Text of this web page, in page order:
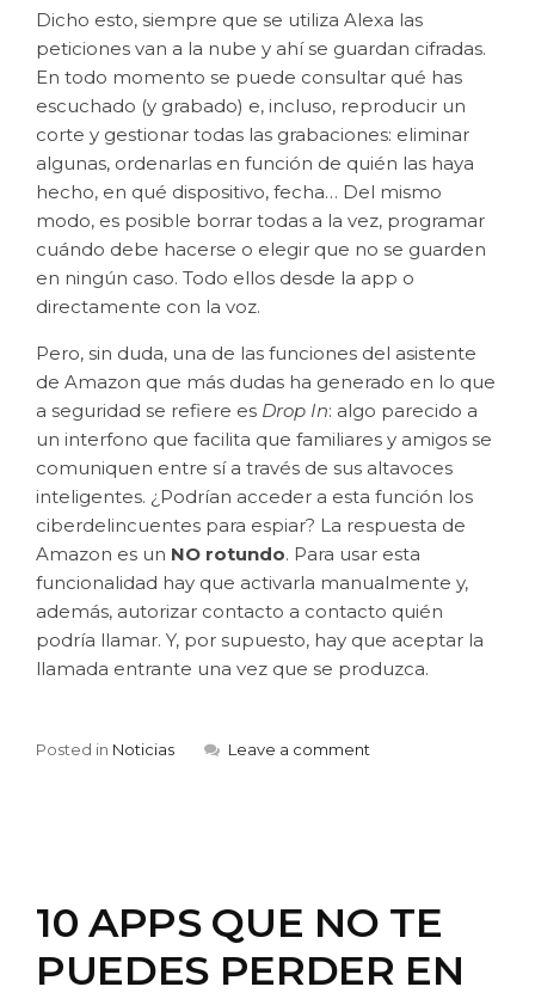
Dicho esto, siempre que se utiliza Alexa las
peticiones van a la nube y ahí se guardan cifradas.
En todo momento se puede consultar qué has
escuchado (y grabado) e, incluso, reproducir un
corte y gestionar todas las grabaciones: eliminar
algunas, ordenarlas en función de quién las haya
hecho, en qué dispositivo, fecha… Del mismo
modo, es posible borrar todas a la vez, programar
cuándo debe hacerse o elegir que no se guarden
en ningún caso. Todo ellos desde la app o
directamente con la voz.
Pero, sin duda, una de las funciones del asistente
de Amazon que más dudas ha generado en lo que
a seguridad se refiere es Drop In: algo parecido a
un interfono que facilita que familiares y amigos se
comuniquen entre sí a través de sus altavoces
inteligentes. ¿Podrían acceder a esta función los
ciberdelincuentes para espiar? La respuesta de
Amazon es un NO rotundo. Para usar esta
funcionalidad hay que activarla manualmente y,
además, autorizar contacto a contacto quién
podría llamar. Y, por supuesto, hay que aceptar la
llamada entrante una vez que se produzca.
Posted in Noticias Leave a comment
10 APPS QUE NO TE
PUEDES PERDER EN